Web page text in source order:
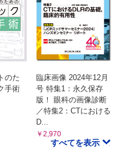
害の等級判定表」
のた
手術
臨床画像 2024年12月
号 特集1：永久保存
版！ 眼科の画像診断
／特集2：CTにおける
D...
￥2,970
すべてを表示